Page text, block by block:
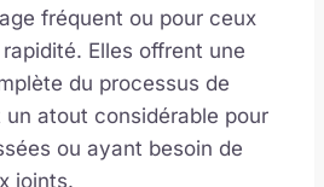
fréquent ou pour ceux
Elles offrent une
du processus de
atout considérable pour
ou ayant besoin de
joints.